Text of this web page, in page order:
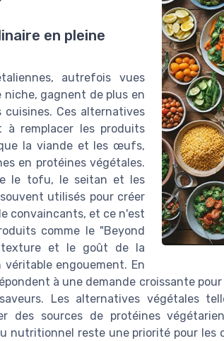
en pleine
autrefois vues
niche, gagnent de plus en
cuisines. Ces alternatives
à remplacer les produits
la viande et les œufs,
en protéines végétales.
le tofu, le seitan et les
utilisés pour créer
convaincants, et ce n'est
comme le "Beyond
et le goût de la
engouement. En
à une demande croissante
Les alternatives végétales
des sources de protéines
nutritionnel reste une priorité pour les